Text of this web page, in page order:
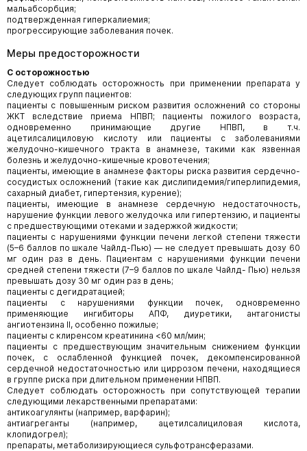
мальабсорбция;
подтвержденная гиперкалиемия;
прогрессирующие заболевания почек.
Меры предосторожности
С осторожностью
Следует соблюдать осторожность при применении препарата у
следующих групп пациентов:
пациенты с повышенным риском развития осложнений со стороны
ЖКТ вследствие приема НПВП; пациенты пожилого возраста,
одновременно принимающие другие НПВП, в т.ч.
ацетилсалициловую кислоту или пациенты с заболеваниями
желудочно-кишечного тракта в анамнезе, такими как язвенная
болезнь и желудочно-кишечные кровотечения;
пациенты, имеющие в анамнезе факторы риска развития сердечно-
сосудистых осложнений (такие как дислипидемия/гиперлипидемия,
сахарный диабет, гипертензия, курение);
пациенты, имеющие в анамнезе сердечную недостаточность,
нарушение функции левого желудочка или гипертензию, и пациенты
с предшествующими отеками и задержкой жидкости;
пациенты с нарушениями функции печени легкой степени тяжести
(5–6 баллов по шкале Чайлд-Пью) — не следует превышать дозу 60
мг один раз в день. Пациентам с нарушениями функции печени
средней степени тяжести (7–9 баллов по шкале Чайлд- Пью) нельзя
превышать дозу 30 мг один раз в день;
пациенты с дегидратацией;
пациенты с нарушениями функции почек, одновременно
применяющие ингибиторы АПФ, диуретики, антагонисты
ангиотензина II, особенно пожилые;
пациенты с клиренсом креатинина <60 мл/мин;
пациенты с предшествующим значительным снижением функции
почек, с ослабленной функцией почек, декомпенсированной
сердечной недостаточностью или циррозом печени, находящиеся
в группе риска при длительном применении НПВП.
Следует соблюдать осторожность при сопутствующей терапии
следующими лекарственными препаратами:
антикоагулянты (например, варфарин);
антиагреганты (например, ацетилсалициловая кислота,
клопидогрел);
препараты, метаболизирующиеся сульфотрансферазами.